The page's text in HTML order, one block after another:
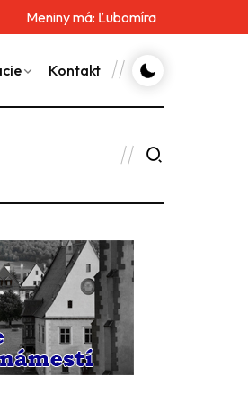
Meniny má: Ľubomíra
Kontakt